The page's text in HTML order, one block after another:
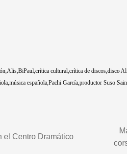
Alis BiPaul crítica cultural crítica de discos disco
música española Pachi García productor Suso
el Centro Dramático